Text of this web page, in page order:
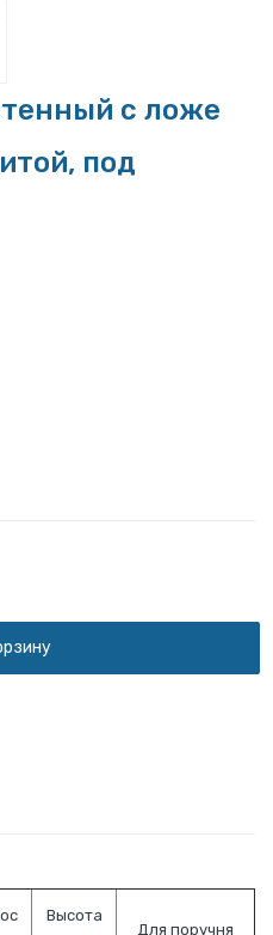
с ложе
под
Высота
Для поручня